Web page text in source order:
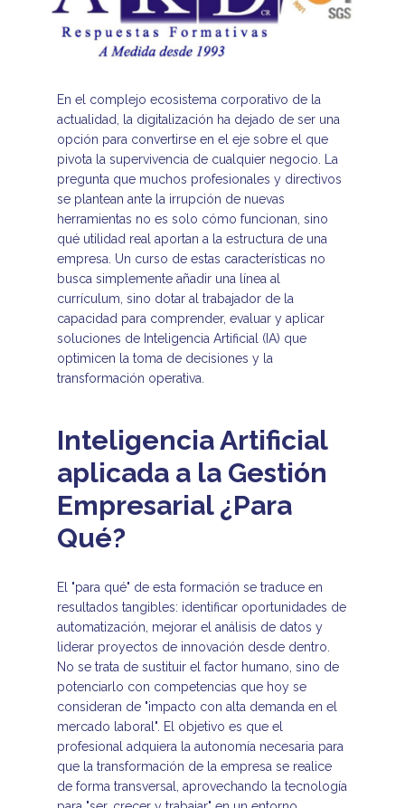
En el complejo ecosistema corporativo de la
actualidad, la digitalización ha dejado de ser una
opción para convertirse en el eje sobre el que
pivota la supervivencia de cualquier negocio. La
pregunta que muchos profesionales y directivos
se plantean ante la irrupción de nuevas
herramientas no es solo cómo funcionan, sino
qué utilidad real aportan a la estructura de una
empresa. Un curso de estas características no
busca simplemente añadir una línea al
currículum, sino dotar al trabajador de la
capacidad para comprender, evaluar y aplicar
soluciones de Inteligencia Artificial (IA) que
optimicen la toma de decisiones y la
transformación operativa.
Inteligencia Artificial
aplicada a la Gestión
Empresarial ¿Para
Qué?
El "para qué" de esta formación se traduce en
resultados tangibles: identificar oportunidades de
automatización, mejorar el análisis de datos y
liderar proyectos de innovación desde dentro.
No se trata de sustituir el factor humano, sino de
potenciarlo con competencias que hoy se
consideran de "impacto con alta demanda en el
mercado laboral". El objetivo es que el
profesional adquiera la autonomía necesaria para
que la transformación de la empresa se realice
de forma transversal, aprovechando la tecnología